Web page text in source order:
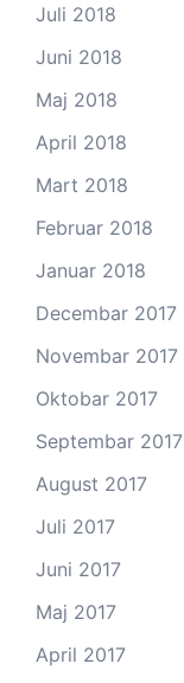
Juli 2018
Juni 2018
Maj 2018
April 2018
Mart 2018
Februar 2018
Januar 2018
Decembar 2017
Novembar 2017
Oktobar 2017
Septembar 2017
August 2017
Juli 2017
Juni 2017
Maj 2017
April 2017